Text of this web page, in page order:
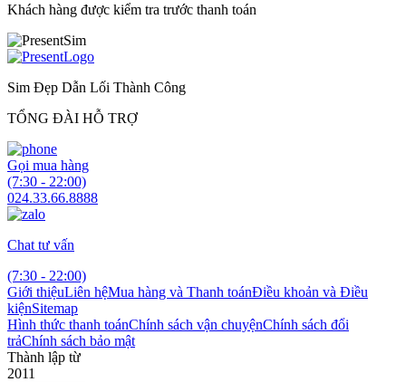
Khách hàng được kiểm tra trước thanh toán
Sim Đẹp Dẫn Lối Thành Công
TỔNG ĐÀI HỖ TRỢ
Gọi mua hàng
(7:30 - 22:00)
024.33.66.8888
Chat tư vấn
(7:30 - 22:00)
Giới thiệuLiên hệMua hàng và Thanh toánĐiều khoản và Điều
kiệnSitemap
Hình thức thanh toánChính sách vận chuyệnChính sách đổi
trảChính sách bảo mật
Thành lập từ
2011